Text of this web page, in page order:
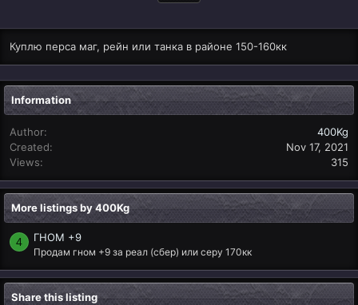
Куплю перса маг, рейн или танка в районе 150-160кк
Information
Author
400Kg
Created
Nov 17, 2021
Views
315
More listings by 400Kg
4 ГНОМ +9
Продам гном +9 за реал (сбер) или серу 170кк
Share this listing